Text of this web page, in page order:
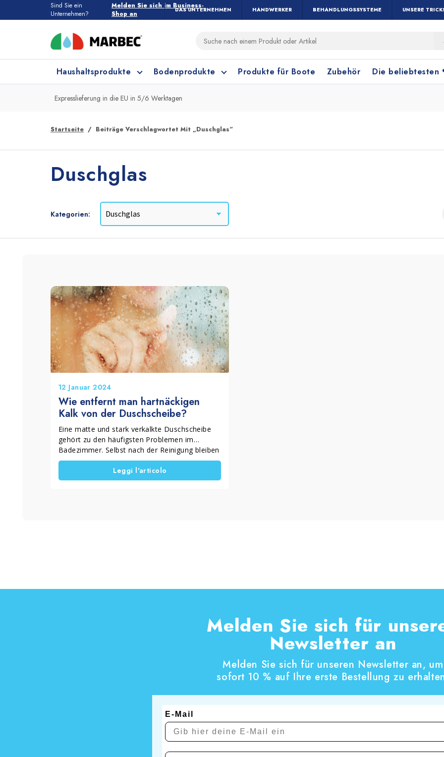
Sind Sie ein
Unternehmen?
Melden Sie sich im Business-
Shop an
DAS UNTERNEHMEN HANDWERKER BEHANDLUNGSSYSTEME UNSERE
Haushaltsprodukte
Haushaltsprodukte
Küchenreinigung
Badreinigung Zubehör
Bodenprodukte
Alle Bodenprodukte
Feinsteinzeug und Keramik
Körner und Zement Linoleum, PVC und Gummi
Produkte für Boote Zubehör Die beliebtesten
Expresslieferung in die EU in 5/6 Werktagen
Startseite Beiträge Verschlagwortet Mit „Duschglas“
Duschglas
Kategorien:
12 Januar 2024
Wie entfernt man hartnäckigen
Kalk von der Duschscheibe?
Eine matte und stark verkalkte Duschscheibe
gehört zu den häufigsten Problemen im
Badezimmer. Selbst nach der Reinigung bleiben
Schlieren, Flecken und Ablagerungen zurück,
die das Glas trüb wirken lassen. Viele wissen
nicht, dass das Problem nicht an der Reinigung
Leggi l'articolo
Melden Sie sich für
Newsletter an
Melden Sie sich für unseren Newsletter an, um
sofort 10 % auf Ihre erste Bestellung zu
E-Mail